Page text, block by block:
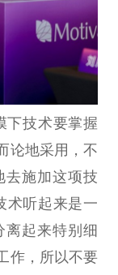
下技术要掌握
论地采用，不
去施加这项技
术听起来是一
起来特别细
作，所以不要